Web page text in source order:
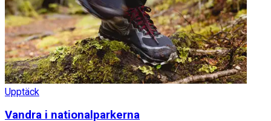
Upptäck
Vandra i nationalparkerna